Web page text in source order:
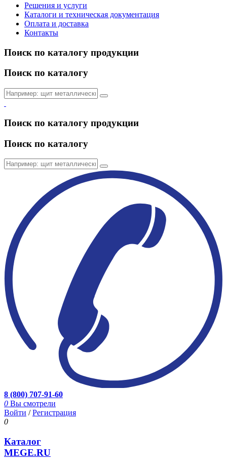
Решения и услуги
Каталоги и техническая документация
Оплата и доставка
Контакты
Поиск по каталогу продукции
Поиск по каталогу
Поиск по каталогу продукции
Поиск по каталогу
8 (800) 707-91-60
0 Вы смотрели
Войти /Регистрация
0
Каталог
MEGE.RU